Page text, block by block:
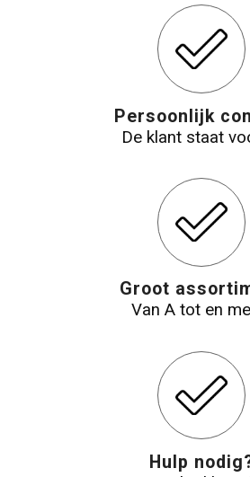
Persoonlijk
De klant staat
Groot
Van A tot en
Hulp